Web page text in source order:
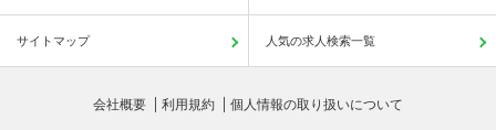
サイトマップ 人気の求人検索一覧
会社概要 利用規約 個人情報の取り扱いについて